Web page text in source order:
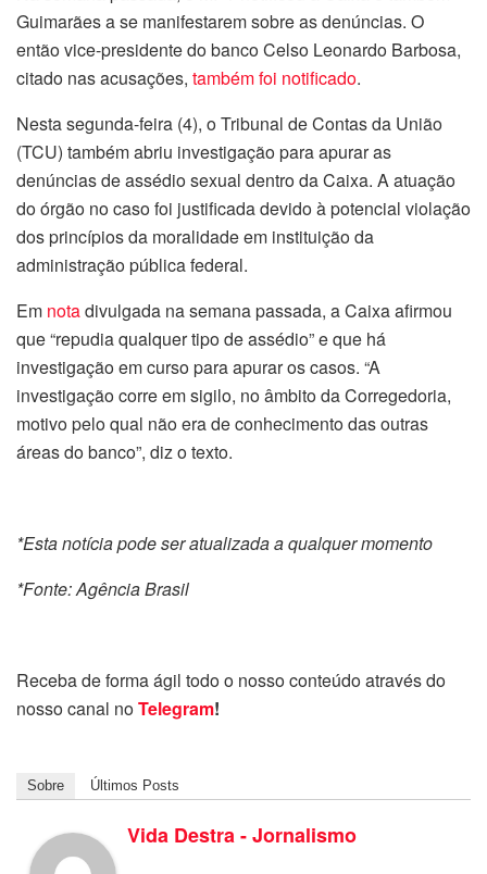
Guimarães a se manifestarem sobre as denúncias. O
então vice-presidente do banco Celso Leonardo Barbosa,
citado nas acusações, também foi notificado.
Nesta segunda-feira (4), o Tribunal de Contas da União
(TCU) também abriu investigação para apurar as
denúncias de assédio sexual dentro da Caixa. A atuação
do órgão no caso foi justificada devido à potencial violação
dos princípios da moralidade em instituição da
administração pública federal.
Em notadivulgada na semana passada, a Caixa afirmou
que “repudia qualquer tipo de assédio” e que há
investigação em curso para apurar os casos. “A
investigação corre em sigilo, no âmbito da Corregedoria,
motivo pelo qual não era de conhecimento das outras
áreas do banco”, diz o texto.
*Esta notícia pode ser atualizada a qualquer momento
*Fonte: Agência Brasil
Receba de forma ágil todo o nosso conteúdo através do
nosso canal noTelegram!
Sobre Últimos Posts
Vida Destra - Jornalismo